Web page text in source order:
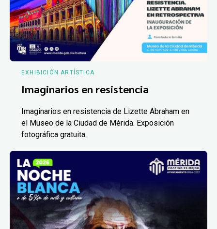
EXHIBICIÓN ARTÍSTICA
Imaginarios en resistencia
Imaginarios en resistencia de Lizette Abraham en
el Museo de la Ciudad de Mérida. Exposición
fotográfica gratuita.